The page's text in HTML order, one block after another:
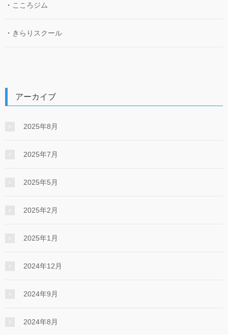
・ こころジム
・ きらりスクール
アーカイブ
2025年8月
2025年7月
2025年5月
2025年2月
2025年1月
2024年12月
2024年9月
2024年8月